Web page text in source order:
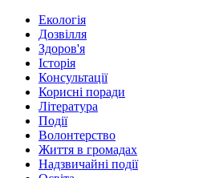
Екологія
Дозвілля
Здоров'я
Історія
Консультації
Корисні поради
Література
Події
Волонтерство
Життя в громадах
Надзвичайні події